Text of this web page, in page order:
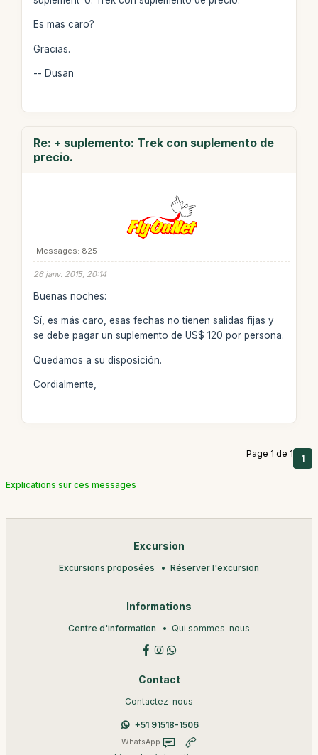
Es mas caro?
Gracias.
-- Dusan
Re: + suplemento: Trek con suplemento de
precio.
Messages: 825
26 janv. 2015, 20:14
Buenas noches:
Sí, es más caro, esas fechas no tienen salidas fijas y
se debe pagar un suplemento de US$ 120 por persona.
Quedamos a su disposición.
Cordialmente,
Page 1 de 1 1
Explications sur ces messages
Excursion
Excursions proposées Réserver l'excursion
Informations
Centre d'information Qui sommes-nous
Contact
Contactez-nous
+51 91518-1506
WhatsApp +